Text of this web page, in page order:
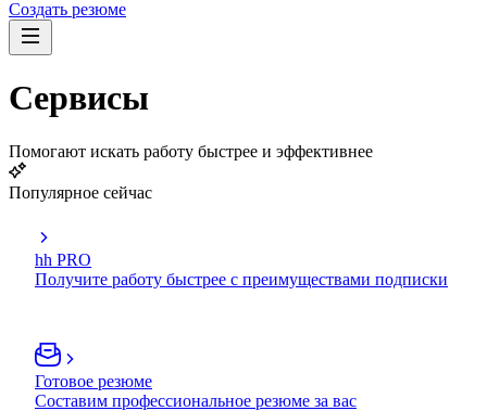
Создать резюме
Сервисы
Помогают искать работу быстрее и эффективнее
Популярное сейчас
hh PRO
Получите работу быстрее с преимуществами подписки
Готовое резюме
Составим профессиональное резюме за вас